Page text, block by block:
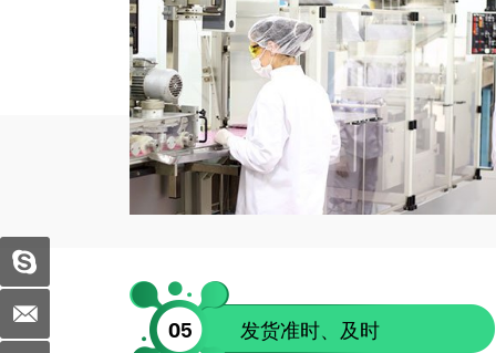
05 发货准时、及时